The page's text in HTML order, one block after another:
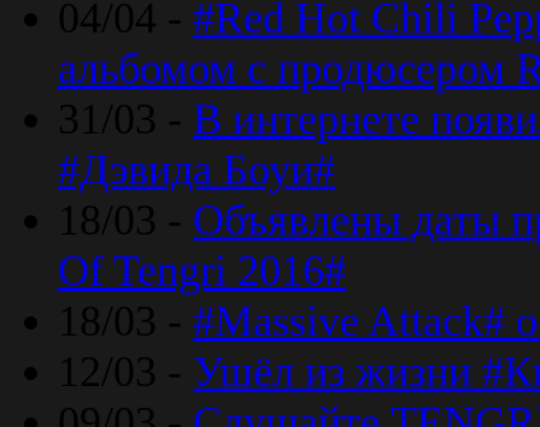
04/04 - #Red Hot Chili
альбомом с продюсером
31/03 - В интернете
#Дэвида Боуи#
18/03 - Объявлены даты
Of Tengri 2016#
18/03 - #Massive Attack#
12/03 - Ушёл из жизни